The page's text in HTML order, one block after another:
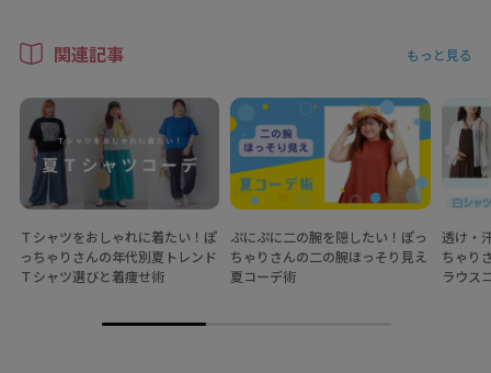
関連記事 もっと見る
Ｔシャツをおしゃれに着たい！ぽ
っちゃりさんの年代別夏トレンド
Ｔシャツ選びと着痩せ術
ぷにぷに二の腕を隠したい！ぽっ
ちゃりさんの二の腕ほっそり見え
夏コーデ術
透け・
ちゃり
ラウス